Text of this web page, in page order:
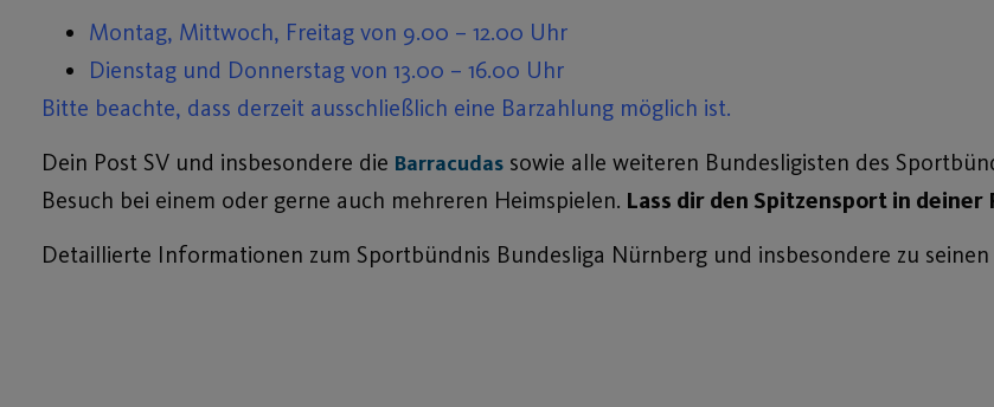
Montag, Mittwoch, Freitag von 9.00 – 12.00 Uhr
Dienstag und Donnerstag von 13.00 – 16.00 Uhr
Bitte beachte, dass derzeit ausschließlich eine Barzahlung möglich ist.
Dein Post SV und insbesondere die Barracudas sowie alle weiteren Bundesligisten des
Besuch bei einem oder gerne auch mehreren Heimspielen. Lass dir den Spitzensport in
Detaillierte Informationen zum Sportbündnis Bundesliga Nürnberg und insbesondere zu